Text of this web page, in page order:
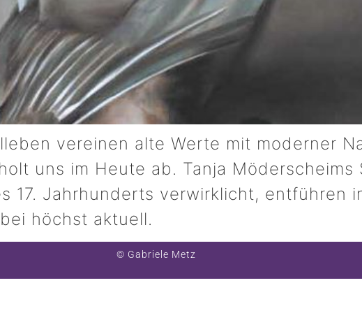
vereinen alte Werte mit moderner
uns im Heute ab. Tanja Möderscheims
17. Jahrhunderts verwirklicht, entführen
höchst aktuell.
© Gabriele Metz